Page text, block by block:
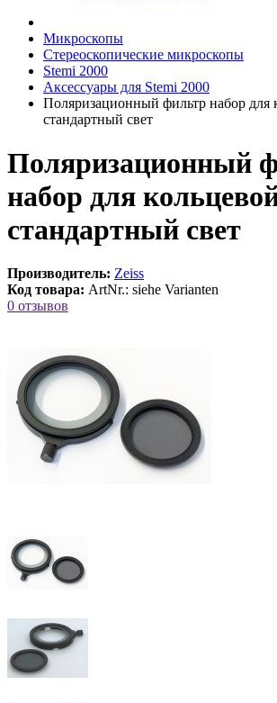
Микроскопы
Стереоскопические микроскопы
Stemi 2000
Аксессуары для Stemi 2000
Поляризационный фильтр набор для
стандартный свет
Поляризационный
набор для
стандартный свет
Производитель: Zeiss
Код товара: ArtNr.: siehe Varianten
0 отзывов